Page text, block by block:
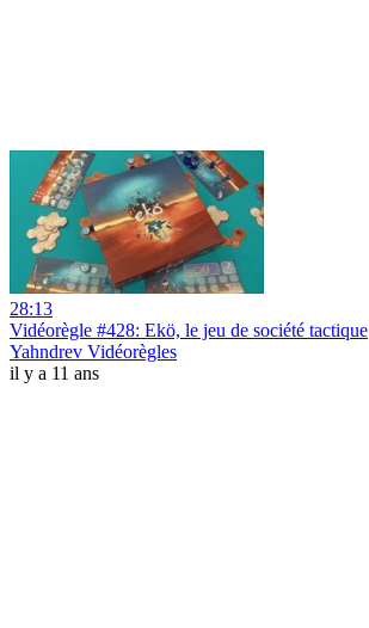
28:13
Vidéorègle #428: Ekö, le jeu de société tactique
Yahndrev Vidéorègles
il y a 11 ans